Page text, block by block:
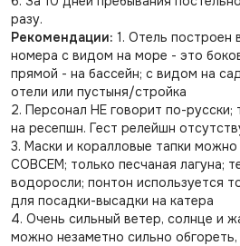
разу.
Рекомендации: 1. Отель построен
номера с видом на море - это
прямой - на бассейн; с видом на
отели или пустыня/стройка
2. Персонал НЕ говорит по-русски;
на ресепшн. Гест релейшн
3. Маски и коралловые тапки
СОВСЕМ; только песчаная лагуна;
водоросли; понтон используется
для посадки-высадки на катера
4. Очень сильный ветер, солнце и
можно незаметно сильно